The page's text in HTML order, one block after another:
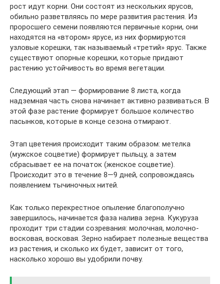
рост идут корни. Они состоят из нескольких ярусов,
обильно разветвляясь по мере развития растения. Из
проросшего семени появляются первичные корни, они
находятся на «втором» ярусе, из них формируются
узловые корешки, так называемый «третий» ярус. Также
существуют опорные корешки, которые придают
растению устойчивость во время вегетации.
Следующий этап — формирование 8 листа, когда
надземная часть снова начинает активно развиваться. В
этой фазе растение формирует большое количество
пасынков, которые в конце сезона отмирают.
Этап цветения происходит таким образом: метелка
(мужское соцветие) формирует пыльцу, а затем
сбрасывает ее на початок (женское соцветие).
Происходит это в течение 8—9 дней, сопровождаясь
появлением тычиночных нитей.
Как только перекрестное опыление благополучно
завершилось, начинается фаза налива зерна. Кукуруза
проходит три стадии созревания: молочная, молочно-
восковая, восковая. Зерно набирает полезные вещества
из растения, и сколько их будет, зависит от того,
насколько хорошо вы удобрили почву.